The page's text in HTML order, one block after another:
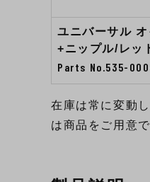
ユニバーサル
+ニップル/レッ
Parts No.535-
在庫は常に変動
は商品をご用意